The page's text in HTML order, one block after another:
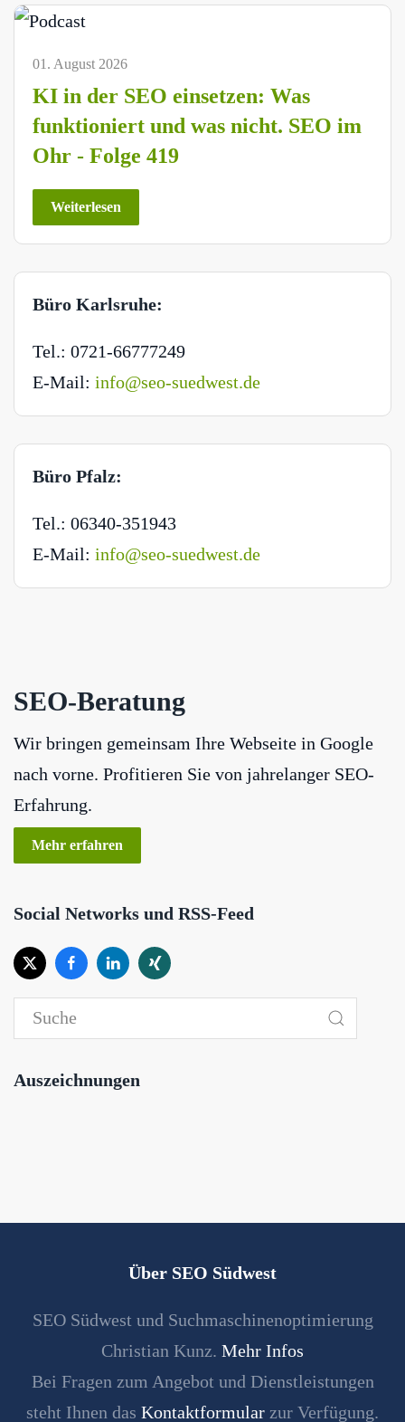
01. August 2026
KI in der SEO einsetzen: Was
funktioniert und was nicht. SEO im
Ohr - Folge 419
Weiterlesen
Büro Karlsruhe:
Tel.: 0721-66777249
E-Mail: info@seo-suedwest.de
Büro Pfalz:
Tel.: 06340-351943
E-Mail: info@seo-suedwest.de
SEO-Beratung
Wir bringen gemeinsam Ihre Webseite in Google
nach vorne. Profitieren Sie von jahrelanger SEO-
Erfahrung.
Mehr erfahren
Social Networks und RSS-Feed
Auszeichnungen
Über SEO Südwest
SEO Südwest und Suchmaschinenoptimierung
Christian Kunz. Mehr Infos
Bei Fragen zum Angebot und Dienstleistungen
steht Ihnen das Kontaktformular zur Verfügung.